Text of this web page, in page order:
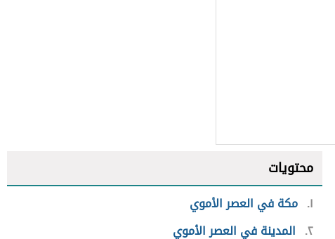
محتويات
١ مكة في العصر الأموي
٢ المدينة في العصر الأموي